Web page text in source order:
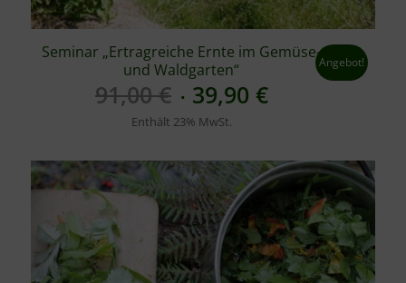
Seminar „Ertragreiche Ernte im Gemüse-
und Waldgarten“
91,00€ Ursprünglicher
Preis
war:
91,00 €
39,90 €Aktueller
ist:
39,90 €.
Enthält 23% MwSt.
Angebot!